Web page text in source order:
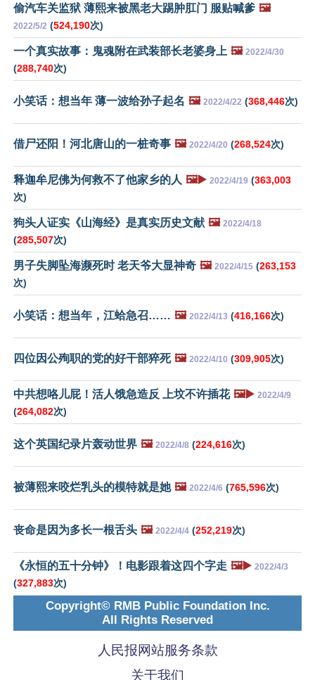
偷汽车关监狱 薄熙来被黑老大踢肿肛门 服贴喊爹 🖼️
2022/5/2 (524,190次)
一个真实故事：鬼魂附在武装部长老婆身上 🖼️ 2022/4/30
(288,740次)
小笑话：想当年 薄一波给孙子起名 🖼️ 2022/4/22 (368,446次)
借尸还阳！河北唐山的一桩奇事 🖼️ 2022/4/20 (268,524次)
释迦牟尼佛为何救不了他家乡的人 🖼️▶️ 2022/4/19 (363,003
次)
狗头人证实《山海经》是真实历史文献 🖼️ 2022/4/18
(285,507次)
男子失脚坠海濒死时 老天爷大显神奇 🖼️ 2022/4/15 (263,153
次)
小笑话：想当年，江蛤急召…… 🖼️ 2022/4/13 (416,166次)
四位因公殉职的党的好干部猝死 🖼️ 2022/4/10 (309,905次)
中共想咯儿屁！活人饿急造反 上坟不许插花 🖼️▶️ 2022/4/9
(264,082次)
这个英国纪录片轰动世界 🖼️ 2022/4/8 (224,616次)
被薄熙来咬烂乳头的模特就是她 🖼️ 2022/4/6 (765,596次)
丧命是因为多长一根舌头 🖼️ 2022/4/4 (252,219次)
《永恒的五十分钟》！电影跟着这四个字走 🖼️▶️ 2022/4/3
(327,883次)
Copyright© RMB Public Foundation Inc.
All Rights Reserved
人民报网站服务条款
关于我们